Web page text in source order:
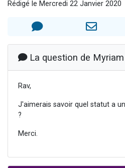
30 personnes viennent
12 nouvelles
Rédigé le Mercredi 22 Janvier 2020
La question de Myriam
Rav,
J'aimerais savoir quel statut a
?
Merci.